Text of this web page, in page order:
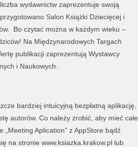
wydawnictw zaprezentuje swoją
Salon Książki Dziecięcej i
Bo czytać można w każdym wieku –
Na Międzynarodowych Targach
publikacji zaprezentują Wystawcy
i Naukowych.
bardziej intuicyjną bezpłatną aplikację,
autorów. Co należy zrobić, aby mieć całe
Aplication” z AppStore bądź
na stronie www.ksiazka.krakow.pl lub